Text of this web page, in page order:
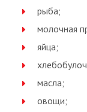
рыба;
молочная
яйца;
масла;
овощи;